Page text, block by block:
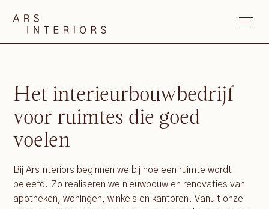
Het interieurbouwbedrijf
voor ruimtes die goed
voelen
Bij ArsInteriors beginnen we bij hoe een ruimte wordt
beleefd. Zo realiseren we nieuwbouw en renovaties van
apotheken, woningen, winkels en kantoren. Vanuit onze